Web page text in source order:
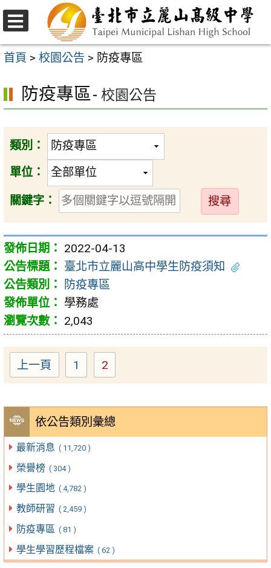
跳
至
主
內
容
選
單
首頁 > 校園公告 > 防疫專區
依公告類別彙總
最新消息 ( 11,720 )
榮譽榜 ( 304 )
學生園地 ( 4,782 )
教師研習 ( 2,459 )
防疫專區 ( 81 )
學生學習歷程檔案 ( 62 )
防疫專區- 校園公告
類別：
單位：
關鍵字：
送
出
2022-04-13
臺北市立麗山高中學生防疫須知
防疫專區
學務處
2,043
上一頁 Page
1 2